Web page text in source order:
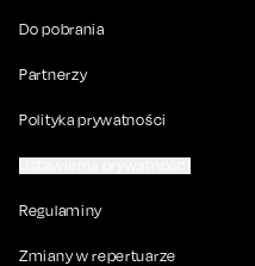
Do pobrania
Partnerzy
Polityka prywatności
Regulaminy
Zmiany w repertuarze